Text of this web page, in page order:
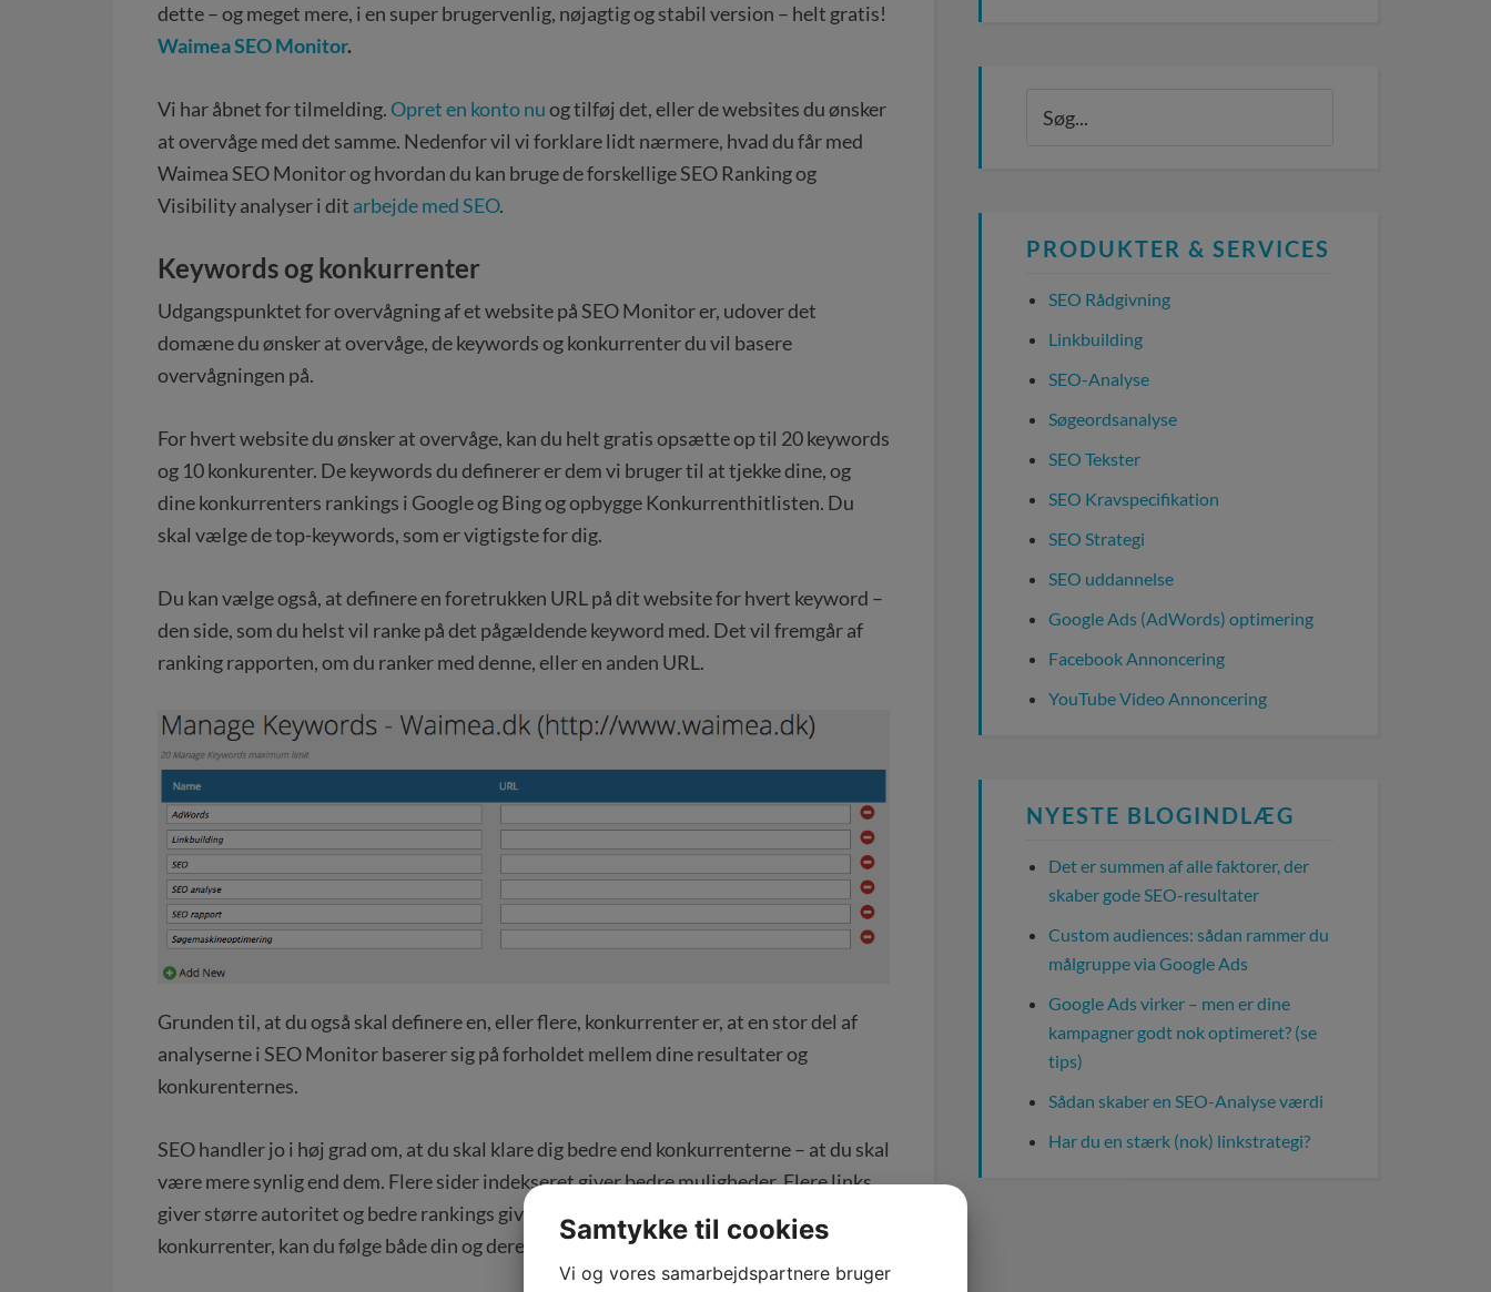
dette – og meget mere, i en super brugervenlig, nøjagtig og stabil version – helt gratis!
Waimea SEO Monitor.
Vi har åbnet for tilmelding. Opret en konto nuog tilføj det, eller de websites du ønsker
at overvåge med det samme. Nedenfor vil vi forklare lidt nærmere, hvad du får med
Waimea SEO Monitor og hvordan du kan bruge de forskellige SEO Ranking og
Visibility analyser i dit arbejde med SEO.
Keywords og konkurrenter
Udgangspunktet for overvågning af et website på SEO Monitor er, udover det
domæne du ønsker at overvåge, de keywords og konkurrenter du vil basere
overvågningen på.
For hvert website du ønsker at overvåge, kan du helt gratis opsætte op til 20 keywords
og 10 konkurenter. De keywords du definerer er dem vi bruger til at tjekke dine, og
dine konkurrenters rankings i Google og Bing og opbygge Konkurrenthitlisten. Du
skal vælge de top-keywords, som er vigtigste for dig.
Du kan vælge også, at definere en foretrukken URL på dit website for hvert keyword –
den side, som du helst vil ranke på det pågældende keyword med. Det vil fremgår af
ranking rapporten, om du ranker med denne, eller en anden URL.
Grunden til, at du også skal definere en, eller flere, konkurrenter er, at en stor del af
analyserne i SEO Monitor baserer sig på forholdet mellem dine resultater og
konkurenternes.
SEO handler jo i høj grad om, at du skal klare dig bedre end konkurrenterne – at du skal
være mere synlig end dem. Flere sider indekseret giver bedre muligheder. Flere links
giver større autoritet og bedre rankings giver flere besøgende. Ved at definere dine
konkurrenter, kan du følge både din og deres udvikling i forhold til hinanden.
PRODUKTER & SERVICES
SEO Rådgivning
Linkbuilding
SEO-Analyse
Søgeordsanalyse
SEO Tekster
SEO Kravspecifikation
SEO Strategi
SEO uddannelse
Google Ads (AdWords) optimering
Facebook Annoncering
YouTube Video Annoncering
NYESTE BLOGINDLÆG
Det er summen af alle faktorer, der
skaber gode SEO-resultater
Custom audiences: sådan rammer du
målgruppe via Google Ads
Google Ads virker – men er dine
kampagner godt nok optimeret? (se
tips)
Sådan skaber en SEO-Analyse værdi
Har du en stærk (nok) linkstrategi?
Samtykke til cookies
Vi og vores samarbejdspartnere bruger